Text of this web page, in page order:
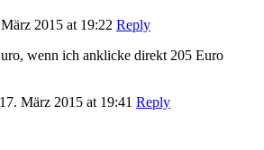
2015 at 19:22 Reply
wenn ich anklicke direkt 205 Euro
17. März 2015 at 19:41 Reply